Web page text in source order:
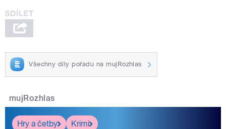
Všechny díly pořadu na mujRozhlas
mujRozhlas
Hry a četby
Krimi